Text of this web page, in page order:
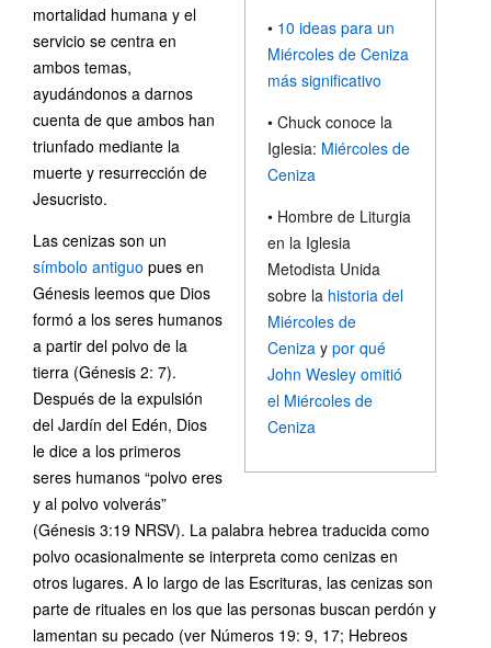
• 10 ideas para un
Miércoles de Ceniza
más significativo
• Chuck conoce la
Iglesia: Miércoles de
Ceniza
• Hombre de Liturgia
en la Iglesia
Metodista Unida
sobre la historia del
Miércoles de
Ceniza ypor qué
John Wesley omitió
el Miércoles de
Ceniza
mortalidad humana y el
servicio se centra en
ambos temas,
ayudándonos a darnos
cuenta de que ambos han
triunfado mediante la
muerte y resurrección de
Jesucristo.
Las cenizas son un
símbolo antiguo pues en
Génesis leemos que Dios
formó a los seres humanos
a partir del polvo de la
tierra (Génesis 2: 7).
Después de la expulsión
del Jardín del Edén, Dios
le dice a los primeros
seres humanos “polvo eres
y al polvo volverás”
(Génesis 3:19 NRSV). La palabra hebrea traducida como
polvo ocasionalmente se interpreta como cenizas en
otros lugares. A lo largo de las Escrituras, las cenizas son
parte de rituales en los que las personas buscan perdón y
lamentan su pecado (ver Números 19: 9, 17; Hebreos